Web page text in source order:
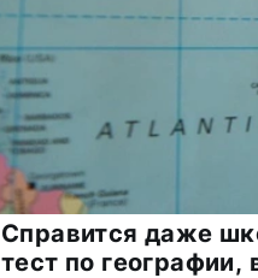
Справится даже
тест по географии,